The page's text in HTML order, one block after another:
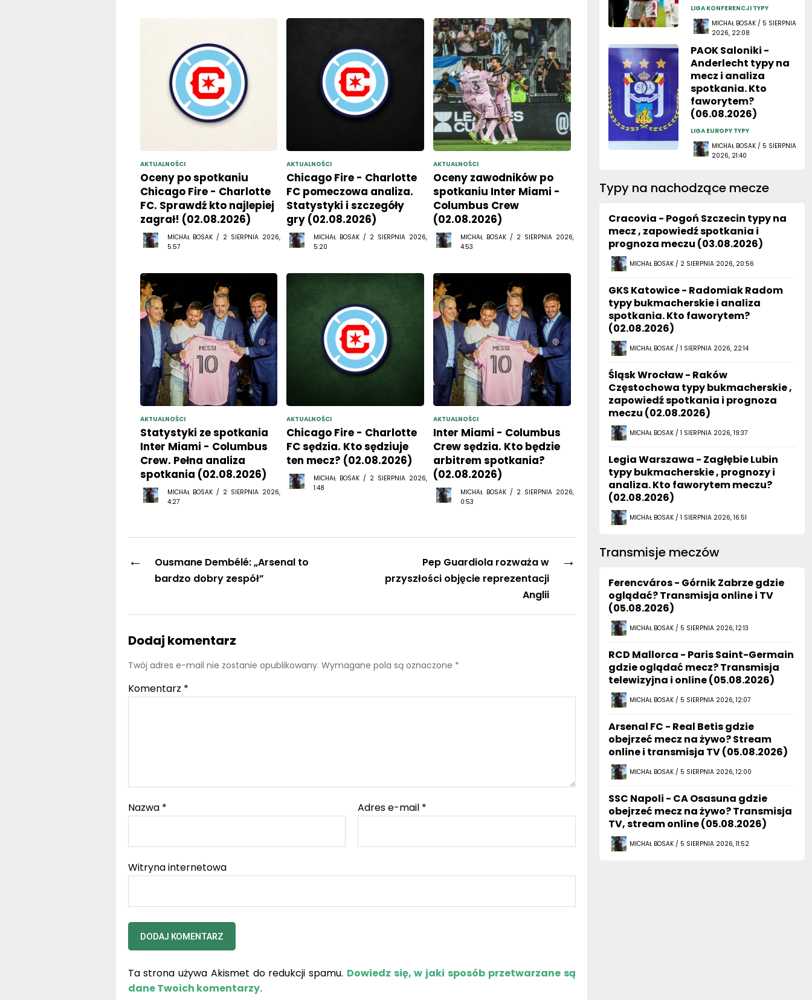
AKTUALNOŚCI
Oceny po spotkaniu
Chicago Fire - Charlotte
FC. Sprawdź kto najlepiej
zagrał! (02.08.2026)
MICHAŁ BOSAK / 2 SIERPNIA 2026,
5:57
AKTUALNOŚCI
Chicago Fire - Charlotte
FC pomeczowa analiza.
Statystyki i szczegóły
gry (02.08.2026)
MICHAŁ BOSAK / 2 SIERPNIA 2026,
5:20
AKTUALNOŚCI
Oceny zawodników po
spotkaniu Inter Miami -
Columbus Crew
(02.08.2026)
MICHAŁ BOSAK / 2 SIERPNIA 2026,
4:53
AKTUALNOŚCI
Statystyki ze spotkania
Inter Miami - Columbus
Crew. Pełna analiza
spotkania (02.08.2026)
MICHAŁ BOSAK / 2 SIERPNIA 2026,
4:27
AKTUALNOŚCI
Chicago Fire - Charlotte
FC sędzia. Kto sędziuje
ten mecz? (02.08.2026)
MICHAŁ BOSAK / 2 SIERPNIA 2026,
1:48
AKTUALNOŚCI
Inter Miami - Columbus
Crew sędzia. Kto będzie
arbitrem spotkania?
(02.08.2026)
MICHAŁ BOSAK / 2 SIERPNIA 2026,
0:53
←
Ousmane Dembélé: „Arsenal to
bardzo dobry zespół”
→
Pep Guardiola rozważa w
przyszłości objęcie reprezentacji
Anglii
Dodaj komentarz
Twój adres e-mail nie zostanie opublikowany. Wymagane pola są oznaczone *
Komentarz *
Nazwa * Adres e-mail *
Witryna internetowa
Ta strona używa Akismet do redukcji spamu. Dowiedz się, w jaki sposób przetwarzane są
dane Twoich komentarzy.
LIGA KONFERENCJI TYPY
MICHAŁ BOSAK / 5 SIERPNIA
2026, 22:08
PAOK Saloniki -
Anderlecht typy na
mecz i analiza
spotkania. Kto
faworytem?
(06.08.2026)
LIGA EUROPY TYPY
MICHAŁ BOSAK / 5 SIERPNIA
2026, 21:40
Typy na nachodzące mecze
Cracovia - Pogoń Szczecin typy na
mecz , zapowiedź spotkania i
prognoza meczu (03.08.2026)
MICHAŁ BOSAK / 2 SIERPNIA 2026, 20:56
GKS Katowice - Radomiak Radom
typy bukmacherskie i analiza
spotkania. Kto faworytem?
(02.08.2026)
MICHAŁ BOSAK / 1 SIERPNIA 2026, 22:14
Śląsk Wrocław - Raków
Częstochowa typy bukmacherskie ,
zapowiedź spotkania i prognoza
meczu (02.08.2026)
MICHAŁ BOSAK / 1 SIERPNIA 2026, 19:37
Legia Warszawa - Zagłębie Lubin
typy bukmacherskie , prognozy i
analiza. Kto faworytem meczu?
(02.08.2026)
MICHAŁ BOSAK / 1 SIERPNIA 2026, 16:51
Transmisje meczów
Ferencváros - Górnik Zabrze gdzie
oglądać? Transmisja online i TV
(05.08.2026)
MICHAŁ BOSAK / 5 SIERPNIA 2026, 12:13
RCD Mallorca - Paris Saint-Germain
gdzie oglądać mecz? Transmisja
telewizyjna i online (05.08.2026)
MICHAŁ BOSAK / 5 SIERPNIA 2026, 12:07
Arsenal FC - Real Betis gdzie
obejrzeć mecz na żywo? Stream
online i transmisja TV (05.08.2026)
MICHAŁ BOSAK / 5 SIERPNIA 2026, 12:00
SSC Napoli - CA Osasuna gdzie
obejrzeć mecz na żywo? Transmisja
TV, stream online (05.08.2026)
MICHAŁ BOSAK / 5 SIERPNIA 2026, 11:52